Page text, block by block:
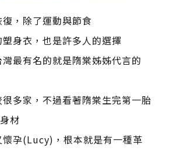
，除了運動與節食
身衣，也是許多人的選擇
最有名的就是隋棠姊姊代言的
多家，不過看著隋棠生完第一胎
材
孕(Lucy)，根本就是有一種革